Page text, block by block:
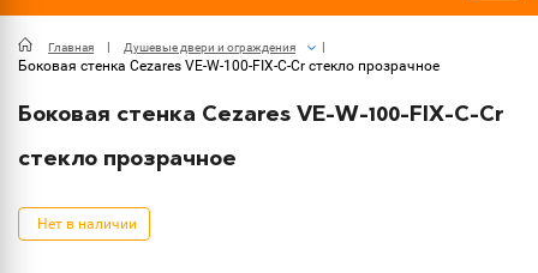
Главная Душевые двери и ограждения
Боковая стенка Cezares VE-W-100-FIX-C-Cr стекло прозрачное
Боковая стенка Cezares VE-W-100-FIX-C-Cr
стекло прозрачное
Нет в наличии